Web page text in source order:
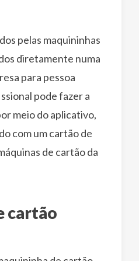
pelas maquininhas
diretamente numa
para pessoa
pode fazer a
meio do aplicativo,
com um cartão de
de cartão da
cartão